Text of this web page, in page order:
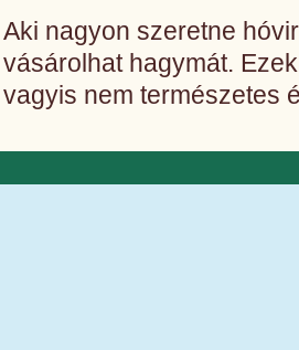
Aki nagyon szeretne
vásárolhat hagymát.
vagyis nem természetes